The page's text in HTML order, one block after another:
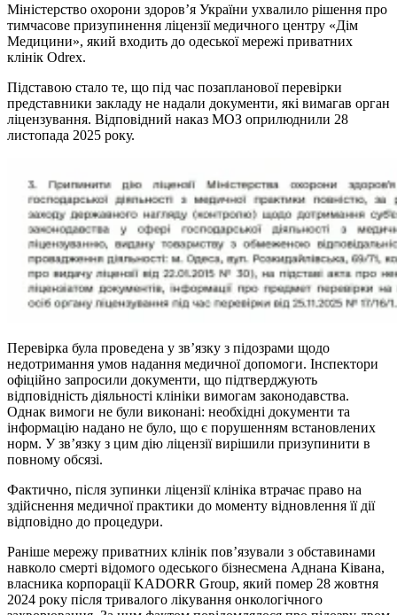
Міністерство охорони здоров’я України ухвалило рішення про
тимчасове призупинення ліцензії медичного центру «Дім
Медицини», який входить до одеської мережі приватних
клінік Odrex.
Підставою стало те, що під час позапланової перевірки
представники закладу не надали документи, які вимагав орган
ліцензування. Відповідний наказ МОЗ оприлюднили 28
листопада 2025 року.
Перевірка була проведена у зв’язку з підозрами щодо
недотримання умов надання медичної допомоги. Інспектори
офіційно запросили документи, що підтверджують
відповідність діяльності клініки вимогам законодавства.
Однак вимоги не були виконані: необхідні документи та
інформацію надано не було, що є порушенням встановлених
норм. У зв’язку з цим дію ліцензії вирішили призупинити в
повному обсязі.
Фактично, після зупинки ліцензії клініка втрачає право на
здійснення медичної практики до моменту відновлення її дії
відповідно до процедури.
Раніше мережу приватних клінік пов’язували з обставинами
навколо смерті відомого одеського бізнесмена Аднана Ківана,
власника корпорації KADORR Group, який помер 28 жовтня
2024 року після тривалого лікування онкологічного